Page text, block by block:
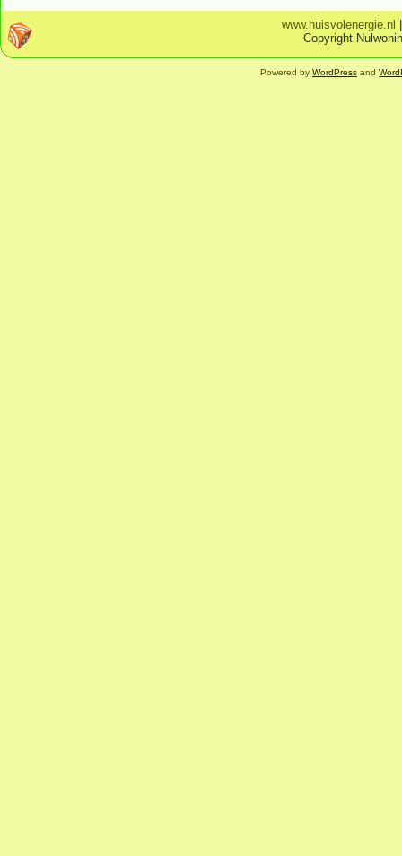
www.huisvolenergie.nl
Copyright
Powered by WordPress and